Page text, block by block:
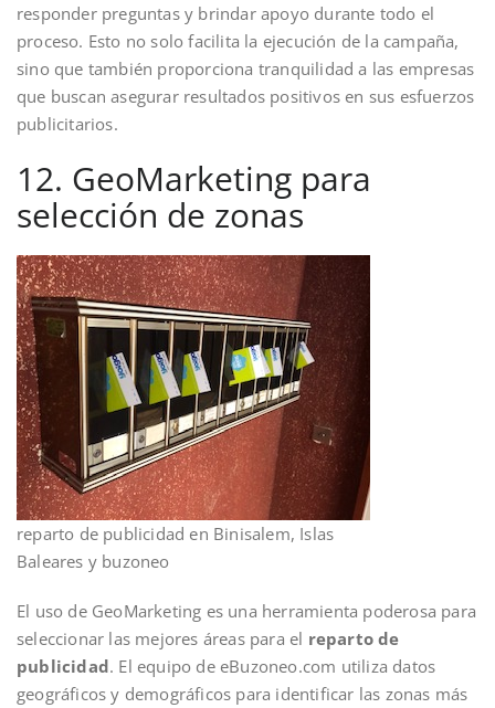
responder preguntas y brindar apoyo durante todo el
proceso. Esto no solo facilita la ejecución de la campaña,
sino que también proporciona tranquilidad a las empresas
que buscan asegurar resultados positivos en sus esfuerzos
publicitarios.
12. GeoMarketing para
selección de zonas
reparto de publicidad en Binisalem, Islas
Baleares y buzoneo
El uso de GeoMarketing es una herramienta poderosa para
seleccionar las mejores áreas para el reparto de
publicidad. El equipo de eBuzoneo.com utiliza datos
geográficos y demográficos para identificar las zonas más